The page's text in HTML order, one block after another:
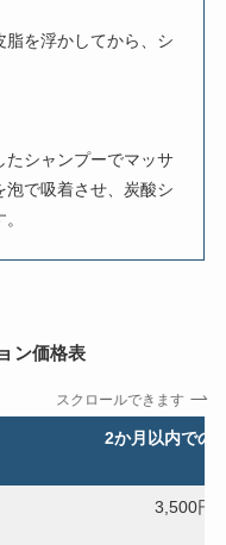
脂を浮かしてから、シ
たシャンプーでマッサ
泡で吸着させ、炭酸シ
ン価格表
スクロールできます
2か月以内で
3,500円